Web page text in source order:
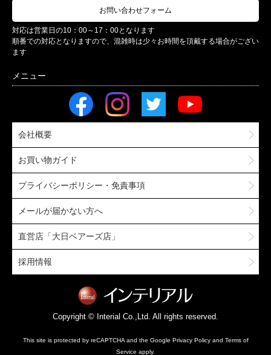
お問い合わせフォーム
対応は営業日の10：00～17：00となります
順番での対応となりますので、混雑時は少々お時間を頂戴する場合がござい
ます
会社概要
お買い物ガイド
プライバシーポリシー・免責事項
メールが届かない方へ
直営店「大日ベアーズ店」
採用情報
Copyright © Interial Co.,Ltd. All rights reserved.
This site is protected by reCAPTCHA and the Google Privacy Policyand Terms of
Service apply.